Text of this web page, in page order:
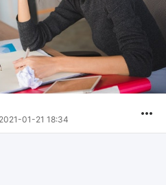
2021-01-21 18:34